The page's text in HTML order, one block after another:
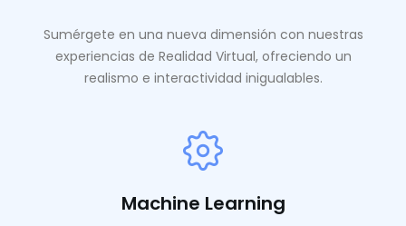
Sumérgete en una nueva dimensión con nuestras
experiencias de Realidad Virtual, ofreciendo un
realismo e interactividad inigualables.
Machine Learning